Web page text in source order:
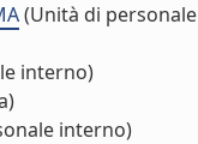
(Unità di
interno)
interno)